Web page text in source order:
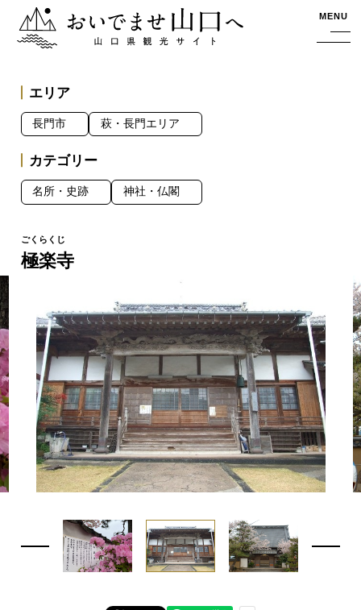
おいでませ山口へー山口県観光サイト MENU
極楽寺
エリア
長門市 萩・長門エリア
カテゴリー
名所・史跡 神社・仏閣